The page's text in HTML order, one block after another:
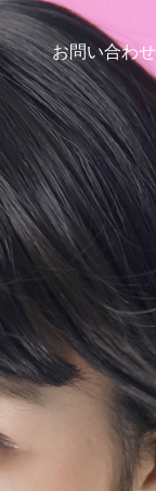
お問い合わせ